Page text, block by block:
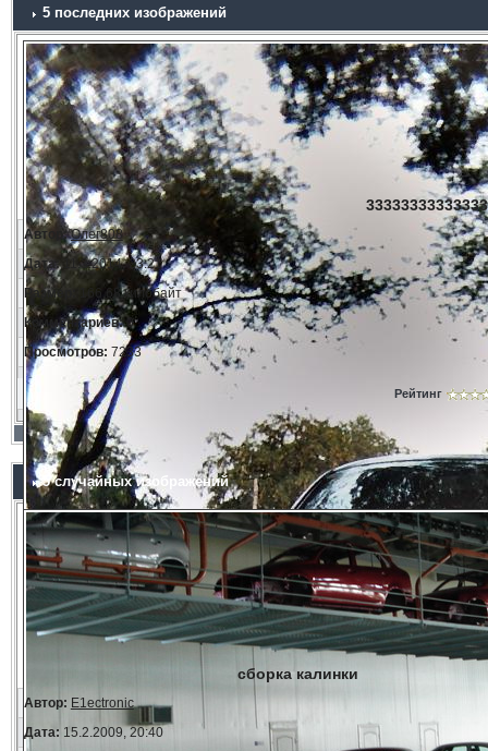
5 последних изображений
Автор: Олег808
Дата: 11.3.2014, 23:21
Размер:
166.68 килобайт
Комментариев:0
Просмотров: 7233
Рейтинг
5 случайных изображений
сборка калинки
Автор: E1ectronic
Дата: 15.2.2009, 20:40